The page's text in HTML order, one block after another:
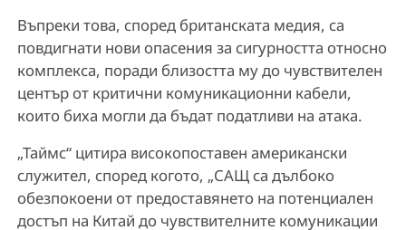
Въпреки това, според британската медия, са
повдигнати нови опасения за сигурността относно
комплекса, поради близостта му до чувствителен
център от критични комуникационни кабели,
които биха могли да бъдат податливи на атака.
„Таймс“ цитира високопоставен американски
служител, според когото, „САЩ са дълбоко
обезпокоени от предоставянето на потенциален
достъп на Китай до чувствителните комуникации